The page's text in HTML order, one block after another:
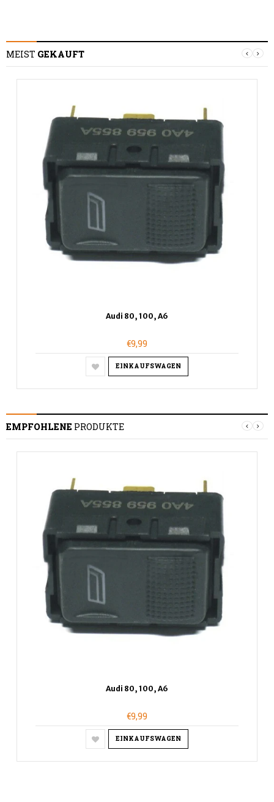
MEIST GEKAUFT
Audi 80, 100, A6
€9,99
EINKAUFSWAGEN
EMPFOHLENE PRODUKTE
Audi 80, 100, A6
€9,99
EINKAUFSWAGEN